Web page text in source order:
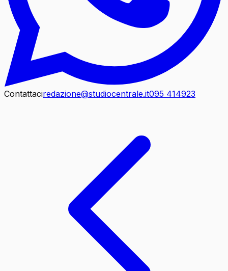
Contattaciredazione@studiocentrale.it095 414923